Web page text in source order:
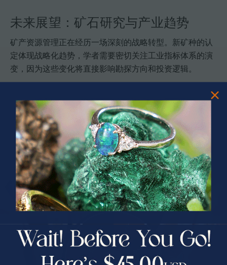
未来展望：矿石研究与产业趋势
矿产资源管理正在经历一场深刻的战略转型。新矿种的认
定体现战略化趋势，学者需要密切关注工业指标体系的演
变，因为这些变化将直接影响勘探方向和投资逻辑。
发展方向 当前状态
未来趋势
战略矿产 新矿种陆续设立，标准 更多关键矿种纳入独立管
PRIZES OF UNSPEAKABLE VALUE!
SPIN TO WIN
$75.00 CASH
25% Off
30% Off
40% Off